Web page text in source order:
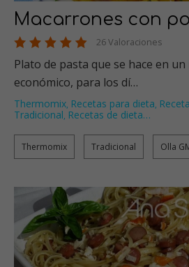
Macarrones con
26 Valoraciones
Plato de pasta que se hace en
económico, para los dí…
Thermomix, Recetas para dieta,
Tradicional, Recetas de dieta…
Thermomix Tradicional Olla